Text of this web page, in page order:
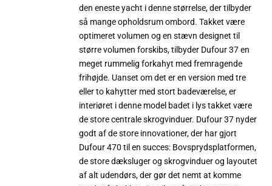
den eneste yacht i denne størrelse, der tilbyder
så mange opholdsrum ombord. Takket være
optimeret volumen og en stævn designet til
større volumen forskibs, tilbyder Dufour 37 en
meget rummelig forkahyt med fremragende
frihøjde. Uanset om det er en version med tre
eller to kahytter med stort badeværelse, er
interiøret i denne model badet i lys takket være
de store centrale skrogvinduer. Dufour 37 nyder
godt af de store innovationer, der har gjort
Dufour 470 til en succes: Bovsprydsplatformen,
de store dæksluger og skrogvinduer og layoutet
af ​​alt udendørs, der gør det nemt at komme